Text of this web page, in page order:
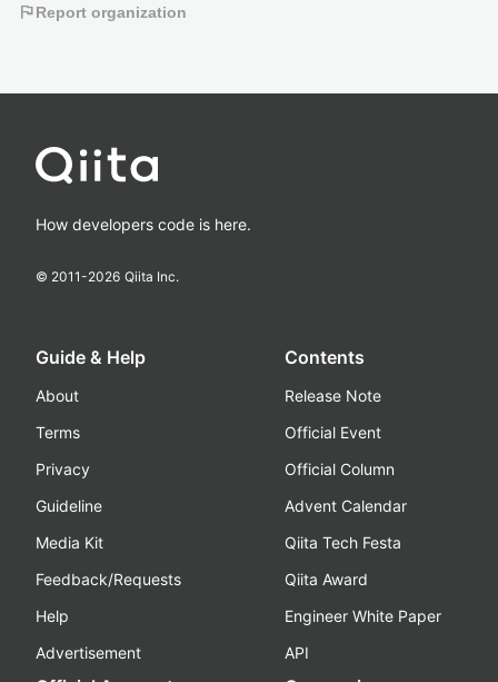
flagReport organization
How developers code is here.
© 2011-2026 Qiita Inc.
Guide & Help
About
Terms
Privacy
Guideline
Media Kit
Feedback/Requests
Help
Advertisement
Contents
Release Note
Official Event
Official Column
Advent Calendar
Qiita Tech Festa
Qiita Award
Engineer White Paper
API